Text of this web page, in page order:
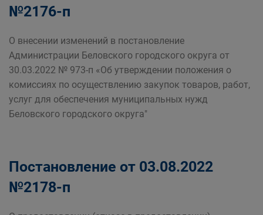
№2176-п
О внесении изменений в постановление
Администрации Беловского городского округа от
30.03.2022 № 973-п «Об утверждении положения о
комиссиях по осуществлению закупок товаров, работ,
услуг для обеспечения муниципальных нужд
Беловского городского округа"
Постановление от 03.08.2022
№2178-п